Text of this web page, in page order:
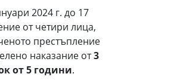
2024 г. до 17
от четири лица,
престъпление
наказание от3
от 5 години.